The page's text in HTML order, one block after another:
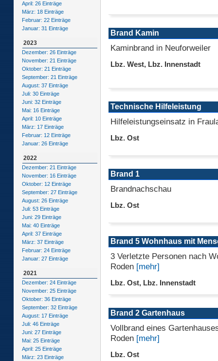
April: 26 Einträge
März: 18 Einträge
Februar: 22 Einträge
Januar: 31 Einträge
2023
Dezember: 26 Einträge
November: 21 Einträge
Oktober: 21 Einträge
September: 21 Einträge
August: 37 Einträge
Juli: 30 Einträge
Juni: 32 Einträge
Mai: 16 Einträge
April: 10 Einträge
März: 17 Einträge
Februar: 12 Einträge
Januar: 26 Einträge
2022
Dezember: 21 Einträge
November: 16 Einträge
Oktober: 12 Einträge
September: 27 Einträge
August: 26 Einträge
Juli: 53 Einträge
Juni: 29 Einträge
Mai: 40 Einträge
April: 37 Einträge
März: 37 Einträge
Februar: 24 Einträge
Januar: 27 Einträge
2021
Dezember: 24 Einträge
November: 25 Einträge
Oktober: 36 Einträge
September: 32 Einträge
August: 17 Einträge
Juli: 46 Einträge
Juni: 27 Einträge
Mai: 25 Einträge
April: 25 Einträge
März: 23 Einträge
Brand Kamin
Kaminbrand in Neuforweiler
Lbz. West, Lbz. Innenstadt
Technische Hilfeleistung
Hilfeleistungseinsatz in
Lbz. Ost
Brand 1
Brandnachschau
Lbz. Ost
Brand 5 Wohnhaus mit
3 Verletzte Personen nach
Roden [mehr]
Lbz. Ost, Lbz. Innenstadt
Brand 2 Gartenhaus
Vollbrand eines
Roden [mehr]
Lbz. Ost